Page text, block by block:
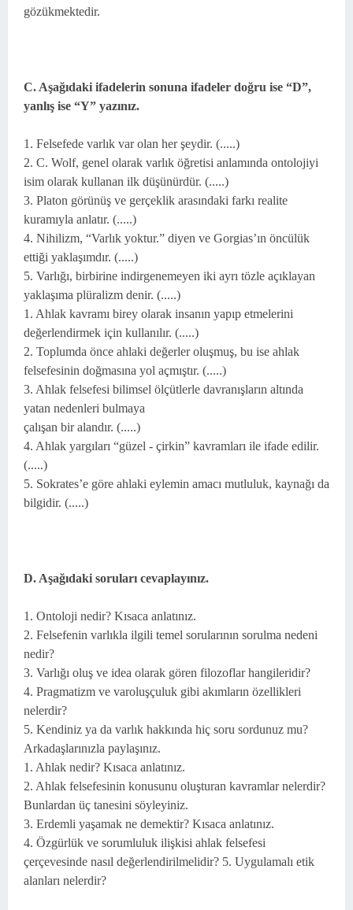
gözükmektedir.
C. Aşağıdaki ifadelerin sonuna ifadeler doğru ise “D”,
yanlış ise “Y” yazınız.
1. Felsefede varlık var olan her şeydir. (.....)
2. C. Wolf, genel olarak varlık öğretisi anlamında ontolojiyi
isim olarak kullanan ilk düşünürdür. (.....)
3. Platon görünüş ve gerçeklik arasındaki farkı realite
kuramıyla anlatır. (.....)
4. Nihilizm, “Varlık yoktur.” diyen ve Gorgiasʼın öncülük
ettiği yaklaşımdır. (.....)
5. Varlığı, birbirine indirgenemeyen iki ayrı tözle açıklayan
yaklaşıma plüralizm denir. (.....)
1. Ahlak kavramı birey olarak insanın yapıp etmelerini
değerlendirmek için kullanılır. (.....)
2. Toplumda önce ahlaki değerler oluşmuş, bu ise ahlak
felsefesinin doğmasına yol açmıştır. (.....)
3. Ahlak felsefesi bilimsel ölçütlerle davranışların altında
yatan nedenleri bulmaya
çalışan bir alandır. (.....)
4. Ahlak yargıları “güzel - çirkin” kavramları ile ifade edilir.
(.....)
5. Sokratesʼe göre ahlaki eylemin amacı mutluluk, kaynağı da
bilgidir. (.....)
D. Aşağıdaki soruları cevaplayınız.
1. Ontoloji nedir? Kısaca anlatınız.
2. Felsefenin varlıkla ilgili temel sorularının sorulma nedeni
nedir?
3. Varlığı oluş ve idea olarak gören filozoflar hangileridir?
4. Pragmatizm ve varoluşçuluk gibi akımların özellikleri
nelerdir?
5. Kendiniz ya da varlık hakkında hiç soru sordunuz mu?
Arkadaşlarınızla paylaşınız.
1. Ahlak nedir? Kısaca anlatınız.
2. Ahlak felsefesinin konusunu oluşturan kavramlar nelerdir?
Bunlardan üç tanesini söyleyiniz.
3. Erdemli yaşamak ne demektir? Kısaca anlatınız.
4. Özgürlük ve sorumluluk ilişkisi ahlak felsefesi
çerçevesinde nasıl değerlendirilmelidir? 5. Uygulamalı etik
alanları nelerdir?